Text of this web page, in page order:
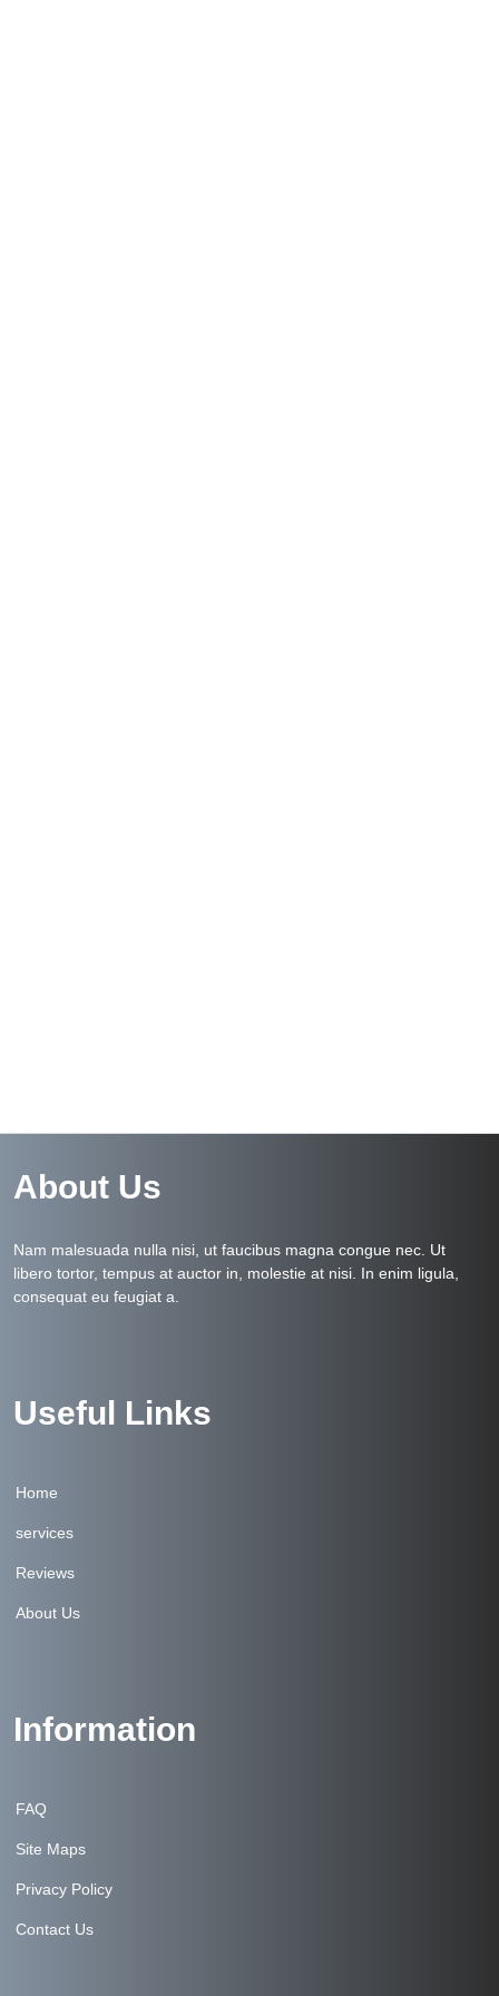
About Us
Nam malesuada nulla nisi, ut faucibus magna congue nec. Ut
libero tortor, tempus at auctor in, molestie at nisi. In enim ligula,
consequat eu feugiat a.
Useful Links
Home
services
Reviews
About Us
Information
FAQ
Site Maps
Privacy Policy
Contact Us